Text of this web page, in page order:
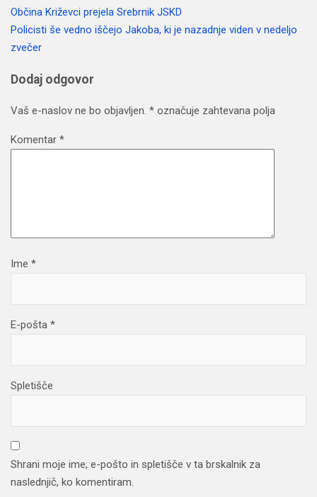
Navigacija
prispevka
Občina Križevci prejela Srebrnik JSKD
Policisti še vedno iščejo Jakoba, ki je nazadnje viden v nedeljo
zvečer
Dodaj odgovor
Vaš e-naslov ne bo objavljen. * označuje zahtevana polja
Komentar *
Ime *
E-pošta *
Spletišče
Shrani moje ime, e-pošto in spletišče v ta brskalnik za
naslednjič, ko komentiram.